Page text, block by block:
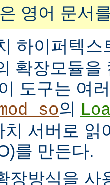
영어 문서
하이퍼텍스
확장모듈을
도구는 여
의
치 서버로 읽
를 만든다.
장방식을 사